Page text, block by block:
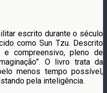
escrito durante o século
como Sun Tzu. Descrito
e compreensivo, pleno de
O livro trata da
menos tempo possível,
pela inteligência.